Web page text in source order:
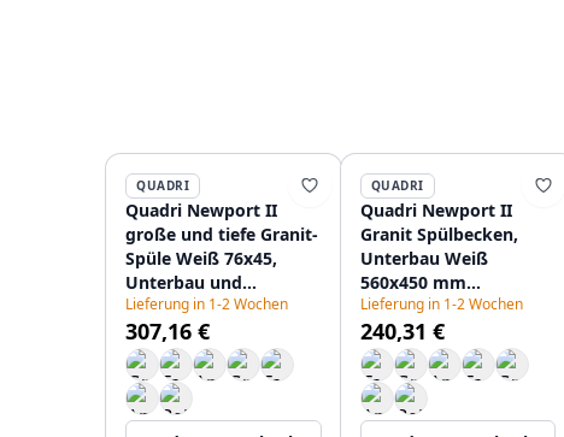
QUADRI
Quadri Newport II
große und tiefe Granit-
Spüle Weiß 76x45,
Unterbau und
Oberflächen-Einbau
1208957854
Lieferung in 1-2 Wochen
307,16 €
QUADRI
Quadri Newport II
Granit Spülbecken,
Unterbau Weiß
560x450 mm
1208966922
Lieferung in 1-2 Wochen
240,31 €